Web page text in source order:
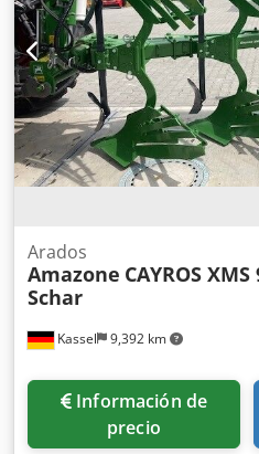
Kassel 9,392 km
Arados
Amazone CAYROS XMS
Schar
Información de
precio